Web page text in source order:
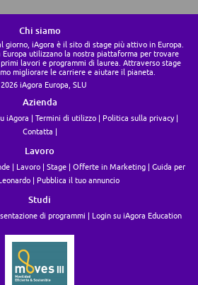
Chi siamo
giorno, iAgora è il sito di stage più attivo in Europa.
utilizzano la nostra piattaforma per trovare
lavori e programmi di laurea. Attraverso stage
migliorare le carriere e aiutare il pianeta.
iAgora Europa, SLU
Azienda
iAgora Termini di utilizzo
Politica sulla privacy
Contatta
Lavoro
Lavoro Stage Offerte in Marketing
Guida per
Pubblica il tuo annuncio
Studi
di programmi Login su iAgora Education